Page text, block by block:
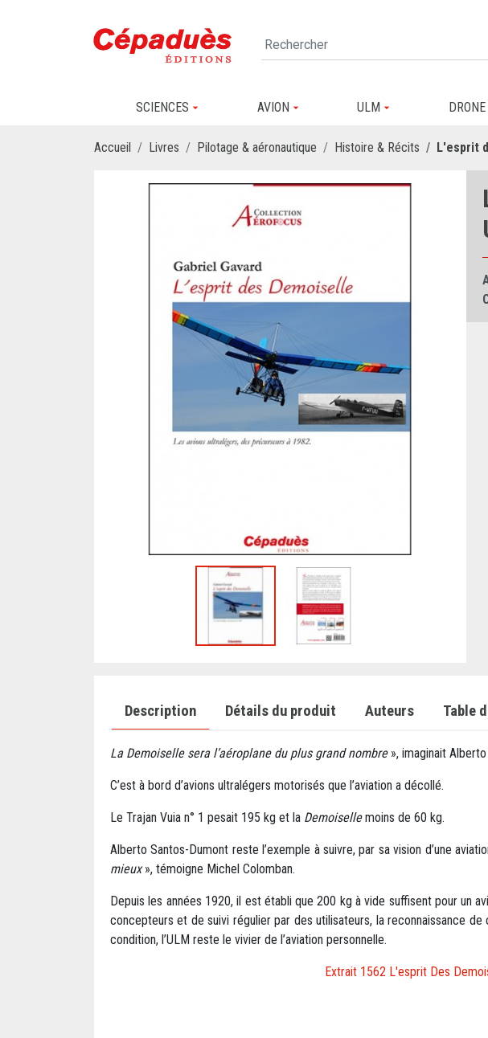
SCIENCES AVION ULM DRONE
Accueil Livres Pilotage & aéronautique Histoire & Récits L'esprit
Description Détails du produit Auteurs Table
La Demoiselle sera l’aéroplane du plus grand nombre», imaginait Alberto
C’est à bord d’avions ultralégers motorisés que l’aviation a décollé.
Le Trajan Vuia n° 1 pesait 195 kg et la Demoisellemoins de 60 kg.
Alberto Santos-Dumont reste l’exemple à suivre, par sa vision d’une
mieux», témoigne Michel Colomban.
Depuis les années 1920, il est établi que 200 kg à vide suffisent pour un
concepteurs et de suivi régulier par des utilisateurs, la reconnaissance
condition, l’ULM reste le vivier de l’aviation personnelle.
Extrait 1562 L'esprit Des